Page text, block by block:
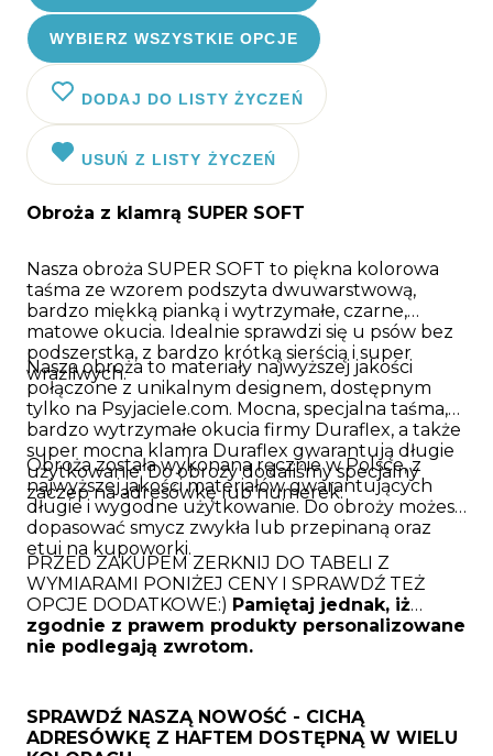
WYBIERZ WSZYSTKIE OPCJE
DODAJ DO LISTY ŻYCZEŃ
USUŃ Z LISTY ŻYCZEŃ
Obroża z klamrą SUPER SOFT
Nasza obroża SUPER SOFT to piękna kolorowa
taśma ze wzorem podszyta dwuwarstwową,
bardzo miękką pianką i wytrzymałe, czarne,
matowe okucia. Idealnie sprawdzi się u psów bez
podszerstka, z bardzo krótką sierścią i super
wrażliwych.
Nasza obroża to materiały najwyższej jakości
połączone z unikalnym designem, dostępnym
tylko na Psyjaciele.com. Mocna, specjalna taśma,
bardzo wytrzymałe okucia firmy Duraflex, a także
super mocna klamra Duraflex gwarantują długie
użytkowanie. Do obroży dodaliśmy specjalny
zaczep na adresówkę lub numerek.
Obroża została wykonana ręcznie w Polsce, z
najwyższej jakości materiałów gwarantujących
długie i wygodne użytkowanie. Do obroży możesz
dopasować smycz zwykła lub przepinaną oraz
etui na kupoworki.
PRZED ZAKUPEM ZERKNIJ DO TABELI Z
WYMIARAMI PONIŻEJ CENY I SPRAWDŹ TEŻ
OPCJE DODATKOWE:) Pamiętaj jednak, iż
zgodnie z prawem produkty personalizowane
nie podlegają zwrotom.
SPRAWDŹ NASZĄ NOWOŚĆ - CICHĄ
ADRESÓWKĘ Z HAFTEM DOSTĘPNĄ W WIELU